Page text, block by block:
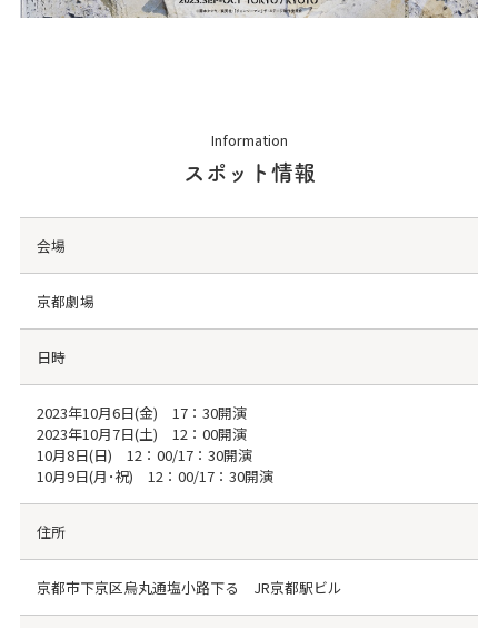
Information
スポット情報
会場
京都劇場
日時
2023年10月6日(金) 17：30開演
2023年10月7日(土) 12：00開演
10月8日(日) 12：00/17：30開演
10月9日(月･祝) 12：00/17：30開演
住所
京都市下京区烏丸通塩小路下る JR京都駅ビル